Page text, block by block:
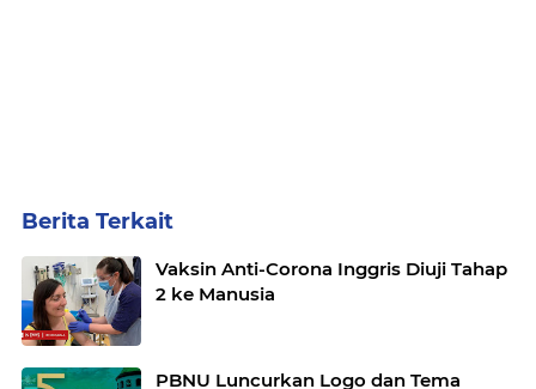
Berita Terkait
Vaksin Anti-Corona Inggris Diuji Tahap
2 ke Manusia
PBNU Luncurkan Logo dan Tema